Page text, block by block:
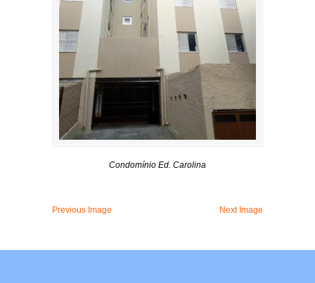
Condomínio Ed. Carolina
Previous Image Next Image